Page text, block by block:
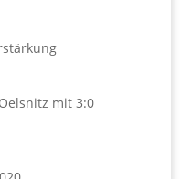
mit 3:0